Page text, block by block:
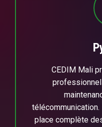
CEDIM Mali
place complète